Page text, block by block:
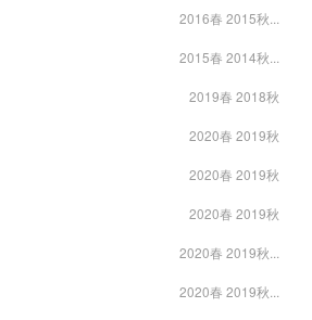
2016春 2015秋...
2015春 2014秋...
2019春 2018秋
2020春 2019秋
2020春 2019秋
2020春 2019秋
2020春 2019秋...
2020春 2019秋...